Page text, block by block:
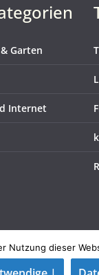
Garten
Internet
dieser